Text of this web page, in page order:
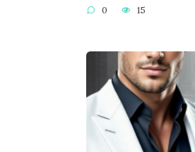
0 15